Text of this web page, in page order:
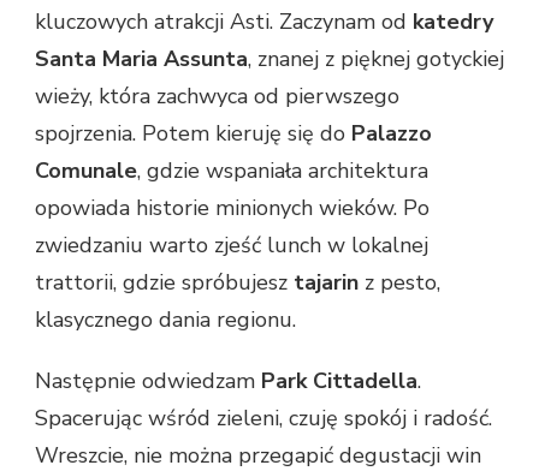
kluczowych atrakcji Asti. Zaczynam od katedry
Santa Maria Assunta, znanej z pięknej gotyckiej
wieży, która zachwyca od pierwszego
spojrzenia. Potem kieruję się do Palazzo
Comunale, gdzie wspaniała architektura
opowiada historie minionych wieków. Po
zwiedzaniu warto zjeść lunch w lokalnej
trattorii, gdzie spróbujesz tajarin z pesto,
klasycznego dania regionu.
Następnie odwiedzam Park Cittadella.
Spacerując wśród zieleni, czuję spokój i radość.
Wreszcie, nie można przegapić degustacji win